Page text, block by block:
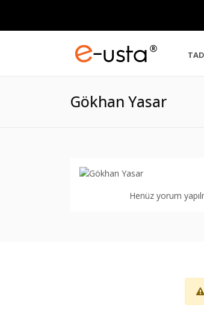
Gökhan Yasar
Henüz yorum